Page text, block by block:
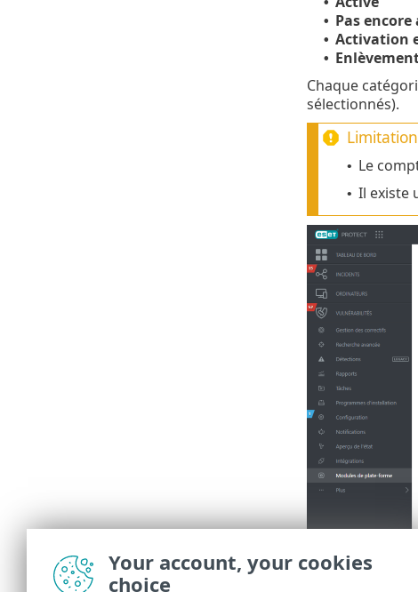
• Pas encore
• Activation
•
Chaque
sélectionnés).
• Le
• Il existe
Your account, your cookies
choice